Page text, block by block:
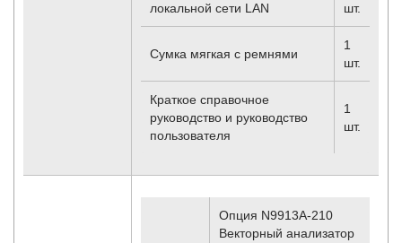
локальной сети LAN
шт.
Сумка мягкая с ремнями
1
шт.
Краткое справочное
руководство и руководство
пользователя
1
шт.
Опция N9913A-210
Векторный анализатор